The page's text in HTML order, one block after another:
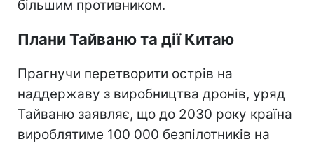
більшим противником.
Плани Тайваню та дії Китаю
Прагнучи перетворити острів на
наддержаву з виробництва дронів, уряд
Тайваню заявляє, що до 2030 року країна
вироблятиме 100 000 безпілотників на